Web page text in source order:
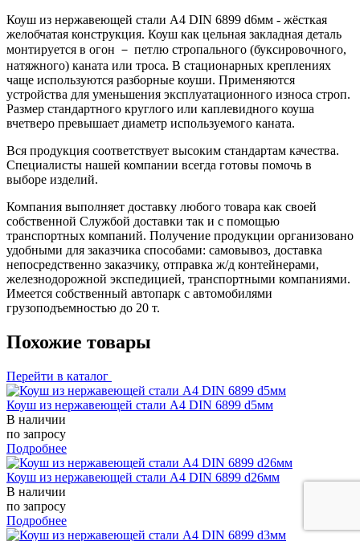
Коуш из нержавеющей стали А4 DIN 6899 d6мм - жёсткая
желобчатая конструкция. Коуш как цельная закладная деталь
монтируется в огон － петлю стропального (буксировочного,
натяжного) каната или троса. В стационарных креплениях
чаще используются разборные коуши. Применяются
устройства для уменьшения эксплуатационного износа строп.
Размер стандартного круглого или каплевидного коуша
вчетверо превышает диаметр используемого каната.
Вся продукция соответствует высоким стандартам качества.
Специалисты нашей компании всегда готовы помочь в
выборе изделий.
Компания выполняет доставку любого товара как своей
собственной Службой доставки так и с помощью
транспортных компаний. Получение продукции организовано
удобными для заказчика способами: самовывоз, доставка
непосредственно заказчику, отправка ж/д контейнерами,
железнодорожной экспедицией, транспортными компаниями.
Имеется собственный автопарк с автомобилями
грузоподъемностью до 20 т.
Похожие товары
Перейти в каталог
Коуш из нержавеющей стали А4 DIN 6899 d5мм
В наличии
по запросу
Подробнее
Коуш из нержавеющей стали А4 DIN 6899 d26мм
В наличии
по запросу
Подробнее